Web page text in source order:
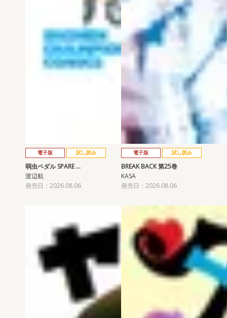
電子版 試し読み
弱虫ペダル SPARE …
渡辺航
発売日：2026.08.06
電子版 試し読み
BREAK BACK 第25巻
KASA
発売日：2026.08.06